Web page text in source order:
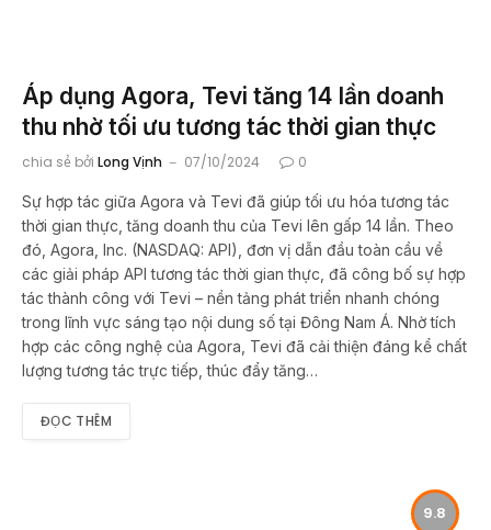
Áp dụng Agora, Tevi tăng 14 lần doanh
thu nhờ tối ưu tương tác thời gian thực
chia sẻ bởi Long Vịnh 07/10/2024 0
Sự hợp tác giữa Agora và Tevi đã giúp tối ưu hóa tương tác
thời gian thực, tăng doanh thu của Tevi lên gấp 14 lần. Theo
đó, Agora, Inc. (NASDAQ: API), đơn vị dẫn đầu toàn cầu về
các giải pháp API tương tác thời gian thực, đã công bố sự hợp
tác thành công với Tevi – nền tảng phát triển nhanh chóng
trong lĩnh vực sáng tạo nội dung số tại Đông Nam Á. Nhờ tích
hợp các công nghệ của Agora, Tevi đã cải thiện đáng kể chất
lượng tương tác trực tiếp, thúc đẩy tăng…
ĐỌC THÊM
9.8